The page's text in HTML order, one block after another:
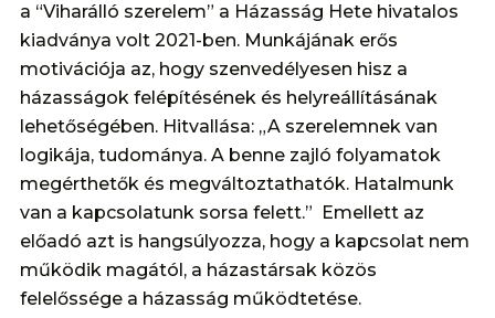
a “Viharálló szerelem” a Házasság Hete hivatalos
kiadványa volt 2021-ben. Munkájának erős
motivációja az, hogy szenvedélyesen hisz a
házasságok felépítésének és helyreállításának
lehetőségében. Hitvallása: „A szerelemnek van
logikája, tudománya. A benne zajló folyamatok
megérthetők és megváltoztathatók. Hatalmunk
van a kapcsolatunk sorsa felett.” Emellett az
előadó azt is hangsúlyozza, hogy a kapcsolat nem
működik magától, a házastársak közös
felelőssége a házasság működtetése.